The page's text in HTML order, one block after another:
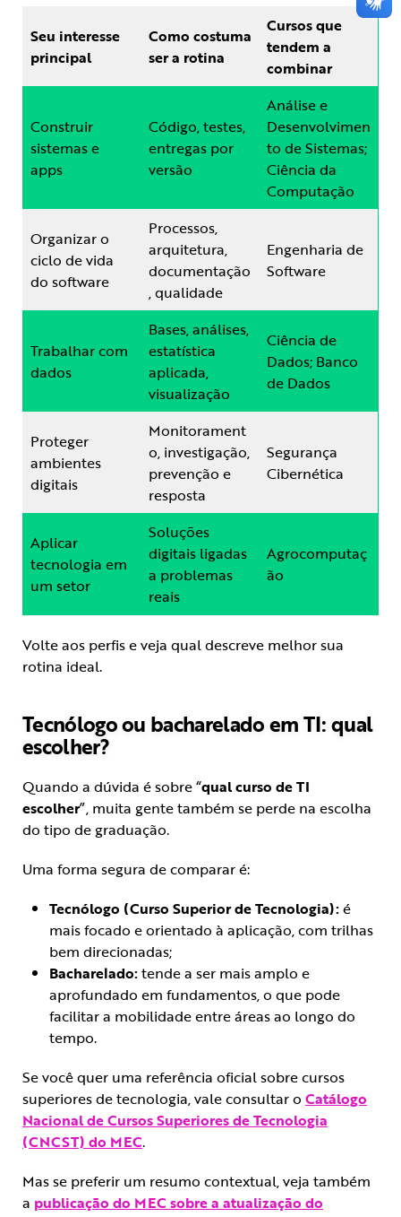
Seu interesse
principal
Como costuma
ser a rotina
Cursos que
tendem a
combinar
Construir
sistemas e
apps
Código, testes,
entregas por
versão
Análise e
Desenvolvimen
to de Sistemas;
Ciência da
Computação
Organizar o
ciclo de vida
do software
Processos,
arquitetura,
documentação
, qualidade
Engenharia de
Software
Trabalhar com
dados
Bases, análises,
estatística
aplicada,
visualização
Ciência de
Dados; Banco
de Dados
Proteger
ambientes
digitais
Monitorament
o, investigação,
prevenção e
resposta
Segurança
Cibernética
Aplicar
tecnologia em
um setor
Soluções
digitais ligadas
a problemas
reais
Agrocomputaç
ão
Volte aos perfis e veja qual descreve melhor sua
rotina ideal.
Tecnólogo ou bacharelado em TI: qual
escolher?
Quando a dúvida é sobre “qual curso de TI
escolher”, muita gente também se perde na escolha
do tipo de graduação.
Uma forma segura de comparar é:
Tecnólogo (Curso Superior de Tecnologia):é
mais focado e orientado à aplicação, com trilhas
bem direcionadas;
Bacharelado:tende a ser mais amplo e
aprofundado em fundamentos, o que pode
facilitar a mobilidade entre áreas ao longo do
tempo.
Se você quer uma referência oficial sobre cursos
superiores de tecnologia, vale consultar o Catálogo
Nacional de Cursos Superiores de Tecnologia
(CNCST) do MEC.
Mas se preferir um resumo contextual, veja também
a publicação do MEC sobre a atualização do